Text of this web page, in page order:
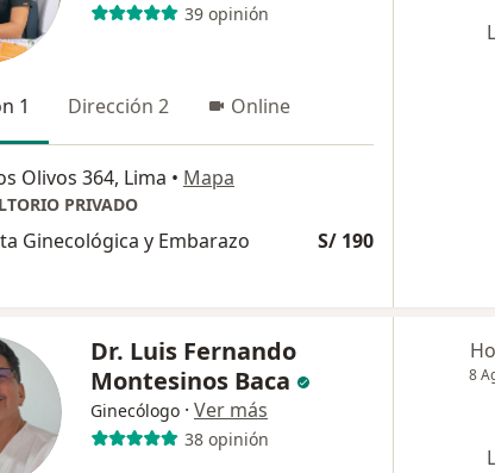
39 opinión
1 Dirección 2 Online
Olivos 364, Lima • Mapa
PRIVADO
Ginecológica y Embarazo S/ 190
Dr. Luis Fernando
Montesinos Baca
Ginecólogo · Ver más
38 opinión
8